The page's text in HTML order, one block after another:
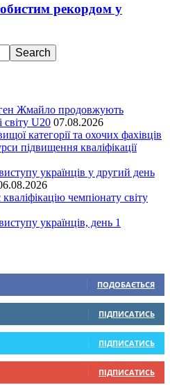
рекордом у
Жмайло продовжують
світу U20 07.08.2026
категорії та охочих фахівців
підвищення кваліфікації
українців у другий день
чемпіонату світу
українців, день 1
ПОДОБАЄТЬСЯ
ПІДПИСАТИСЬ
ПІДПИСАТИСЬ
ПІДПИСАТИСЬ